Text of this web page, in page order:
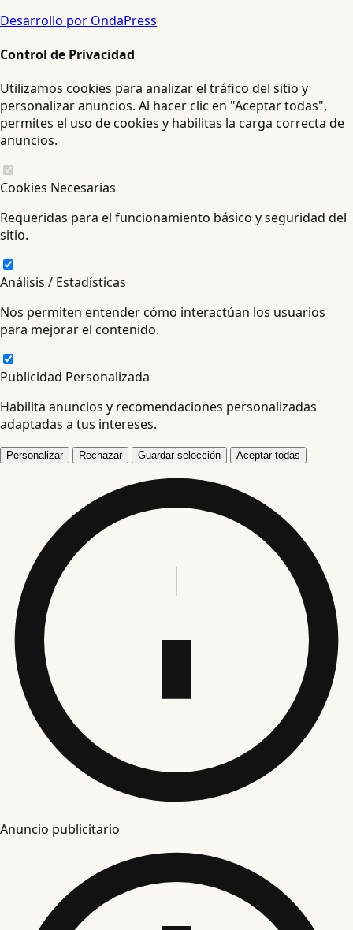
Desarrollo por OndaPress
Control de Privacidad
Utilizamos cookies para analizar el tráfico del sitio y
personalizar anuncios. Al hacer clic en "Aceptar todas",
permites el uso de cookies y habilitas la carga correcta de
anuncios.
Cookies Necesarias
Requeridas para el funcionamiento básico y seguridad del
sitio.
Análisis / Estadísticas
Nos permiten entender cómo interactúan los usuarios
para mejorar el contenido.
Publicidad Personalizada
Habilita anuncios y recomendaciones personalizadas
adaptadas a tus intereses.
Personalizar Rechazar Guardar selección Aceptar todas
Anuncio publicitario